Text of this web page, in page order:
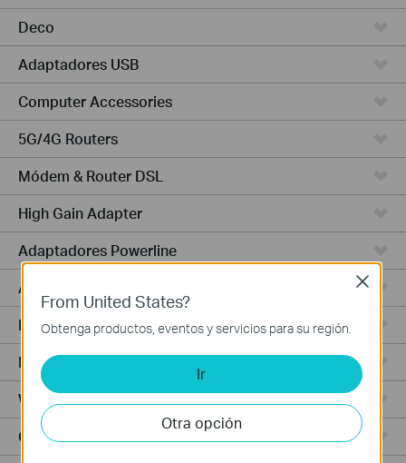
Deco
Adaptadores USB
Computer Accessories
5G/4G Routers
Módem & Router DSL
High Gain Adapter
Adaptadores Powerline
Adaptadores de Alta Potencia
PCIe Adapters
Punto de Acceso
Wireless USB Adapters
Cámaras Cloud
From United States?
Obtenga productos, eventos y servicios para su región.
Ir
Otra opción
Close